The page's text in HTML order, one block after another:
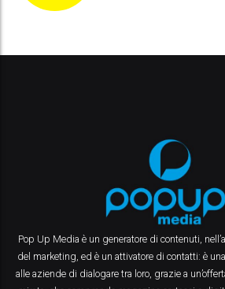
Pop Up Media è un generatore di contenuti,
del marketing, ed è un attivatore di contatti: è
alle aziende di dialogare tra loro, grazie a